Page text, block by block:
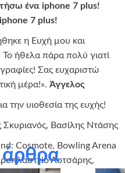
ένα iphone 7 plus!
7 plus!
η Ευχή μου και
ήθελα πάρα πολύ γιατί
Σας ευχαριστώ
μέρα!». Άγγελος
την υιοθεσία της ευχής!
Βασίλης Ντάσης
Cosmote, Bowling Arena
Λοτσάρης,
άρθρα